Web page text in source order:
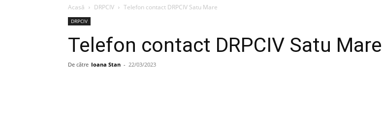
Acasă DRPCIV Telefon contact DRPCIV Satu Mare
DRPCIV
Telefon contact DRPCIV Satu Mare
De către Ioana Stan - 22/03/2023